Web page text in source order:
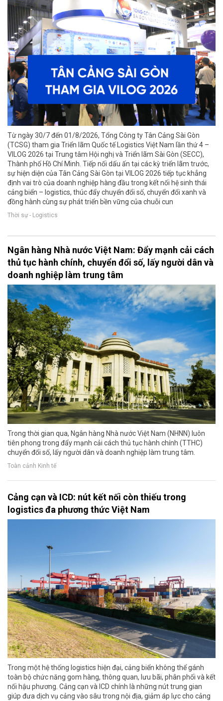
Từ ngày 30/7 đến 01/8/2026, Tổng Công ty Tân Cảng Sài Gòn
(TCSG) tham gia Triển lãm Quốc tế Logistics Việt Nam lần thứ 4 –
VILOG 2026 tại Trung tâm Hội nghị và Triển lãm Sài Gòn (SECC),
Thành phố Hồ Chí Minh. Tiếp nối dấu ấn tại các kỳ triển lãm trước,
sự hiện diện của Tân Cảng Sài Gòn tại VILOG 2026 tiếp tục khẳng
định vai trò của doanh nghiệp hàng đầu trong kết nối hệ sinh thái
cảng biển – logistics, thúc đẩy chuyển đổi số, chuyển đổi xanh và
đồng hành cùng sự phát triển bền vững của chuỗi cun
Thời sự - Logistics
Ngân hàng Nhà nước Việt Nam: Đẩy mạnh cải cách
thủ tục hành chính, chuyển đổi số, lấy người dân và
doanh nghiệp làm trung tâm
Trong thời gian qua, Ngân hàng Nhà nước Việt Nam (NHNN) luôn
tiên phong trong đẩy mạnh cải cách thủ tục hành chính (TTHC)
chuyển đổi số, lấy người dân và doanh nghiệp làm trung tâm.
Toàn cảnh Kinh tế
Cảng cạn và ICD: nút kết nối còn thiếu trong
logistics đa phương thức Việt Nam
Trong một hệ thống logistics hiện đại, cảng biển không thể gánh
toàn bộ chức năng gom hàng, thông quan, lưu bãi, phân phối và kết
nối hậu phương. Cảng cạn và ICD chính là những nút trung gian
giúp đưa dịch vụ cảng vào sâu trong nội địa, giảm áp lực cho cảng